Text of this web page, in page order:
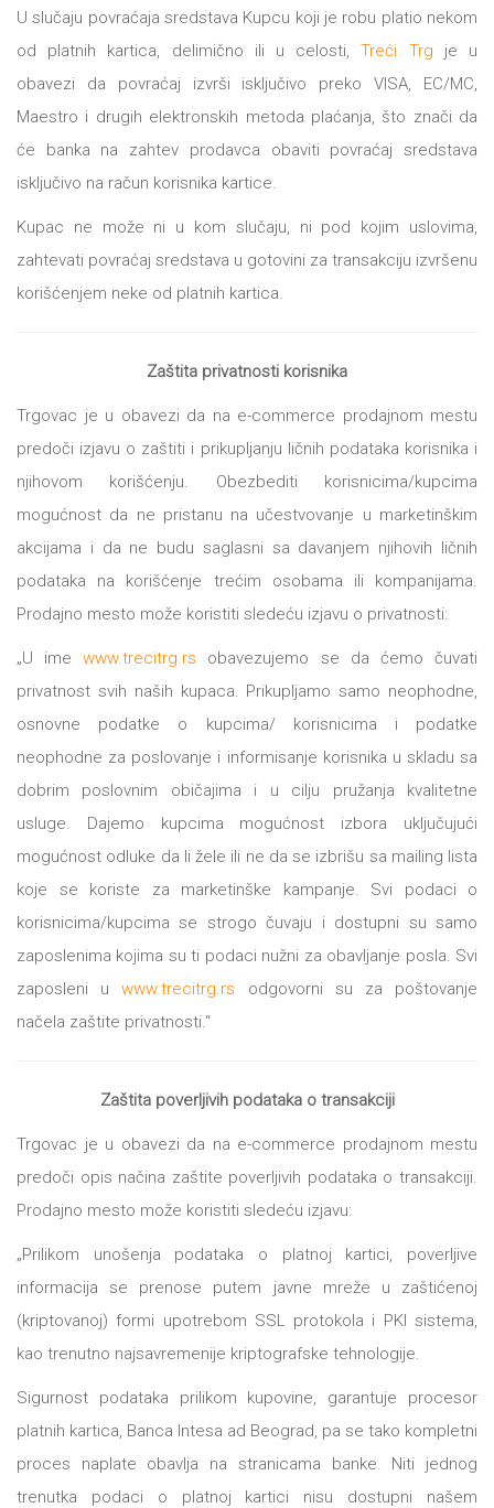
U slučaju povraćaja sredstava Kupcu koji je robu platio nekom
od platnih kartica, delimično ili u celosti,Treći Trg je u
obavezi da povraćaj izvrši isključivo preko VISA, EC/MC,
Maestro i drugih elektronskih metoda plaćanja, što znači da
će banka na zahtev prodavca obaviti povraćaj sredstava
isključivo na račun korisnika kartice.
Kupac ne može ni u kom slučaju, ni pod kojim uslovima,
zahtevati povraćaj sredstava u gotovini za transakciju izvršenu
korišćenjem neke od platnih kartica.
Zaštita privatnosti korisnika
Trgovac je u obavezi da na e-commerce prodajnom mestu
predoči izjavu o zaštiti i prikupljanju ličnih podataka korisnika i
njihovom korišćenju. Obezbediti korisnicima/kupcima
mogućnost da ne pristanu na učestvovanje u marketinškim
akcijama i da ne budu saglasni sa davanjem njihovih ličnih
podataka na korišćenje trećim osobama ili kompanijama.
Prodajno mesto može koristiti sledeću izjavu o privatnosti:
„U imewww.trecitrg.rs obavezujemo se da ćemo čuvati
privatnost svih naših kupaca. Prikupljamo samo neophodne,
osnovne podatke o kupcima/ korisnicima i podatke
neophodne za poslovanje i informisanje korisnika u skladu sa
dobrim poslovnim običajima i u cilju pružanja kvalitetne
usluge. Dajemo kupcima mogućnost izbora uključujući
mogućnost odluke da li žele ili ne da se izbrišu sa mailing lista
koje se koriste za marketinške kampanje. Svi podaci o
korisnicima/kupcima se strogo čuvaju i dostupni su samo
zaposlenima kojima su ti podaci nužni za obavljanje posla. Svi
zaposleni uwww.trecitrg.rs odgovorni su za poštovanje
načela zaštite privatnosti.“
Zaštita poverljivih podataka o transakciji
Trgovac je u obavezi da na e-commerce prodajnom mestu
predoči opis načina zaštite poverljivih podataka o transakciji.
Prodajno mesto može koristiti sledeću izjavu:
„Prilikom unošenja podataka o platnoj kartici, poverljive
informacija se prenose putem javne mreže u zaštićenoj
(kriptovanoj) formi upotrebom SSL protokola i PKI sistema,
kao trenutno najsavremenije kriptografske tehnologije.
Sigurnost podataka prilikom kupovine, garantuje procesor
platnih kartica, Banca Intesa ad Beograd, pa se tako kompletni
proces naplate obavlja na stranicama banke. Niti jednog
trenutka podaci o platnoj kartici nisu dostupni našem